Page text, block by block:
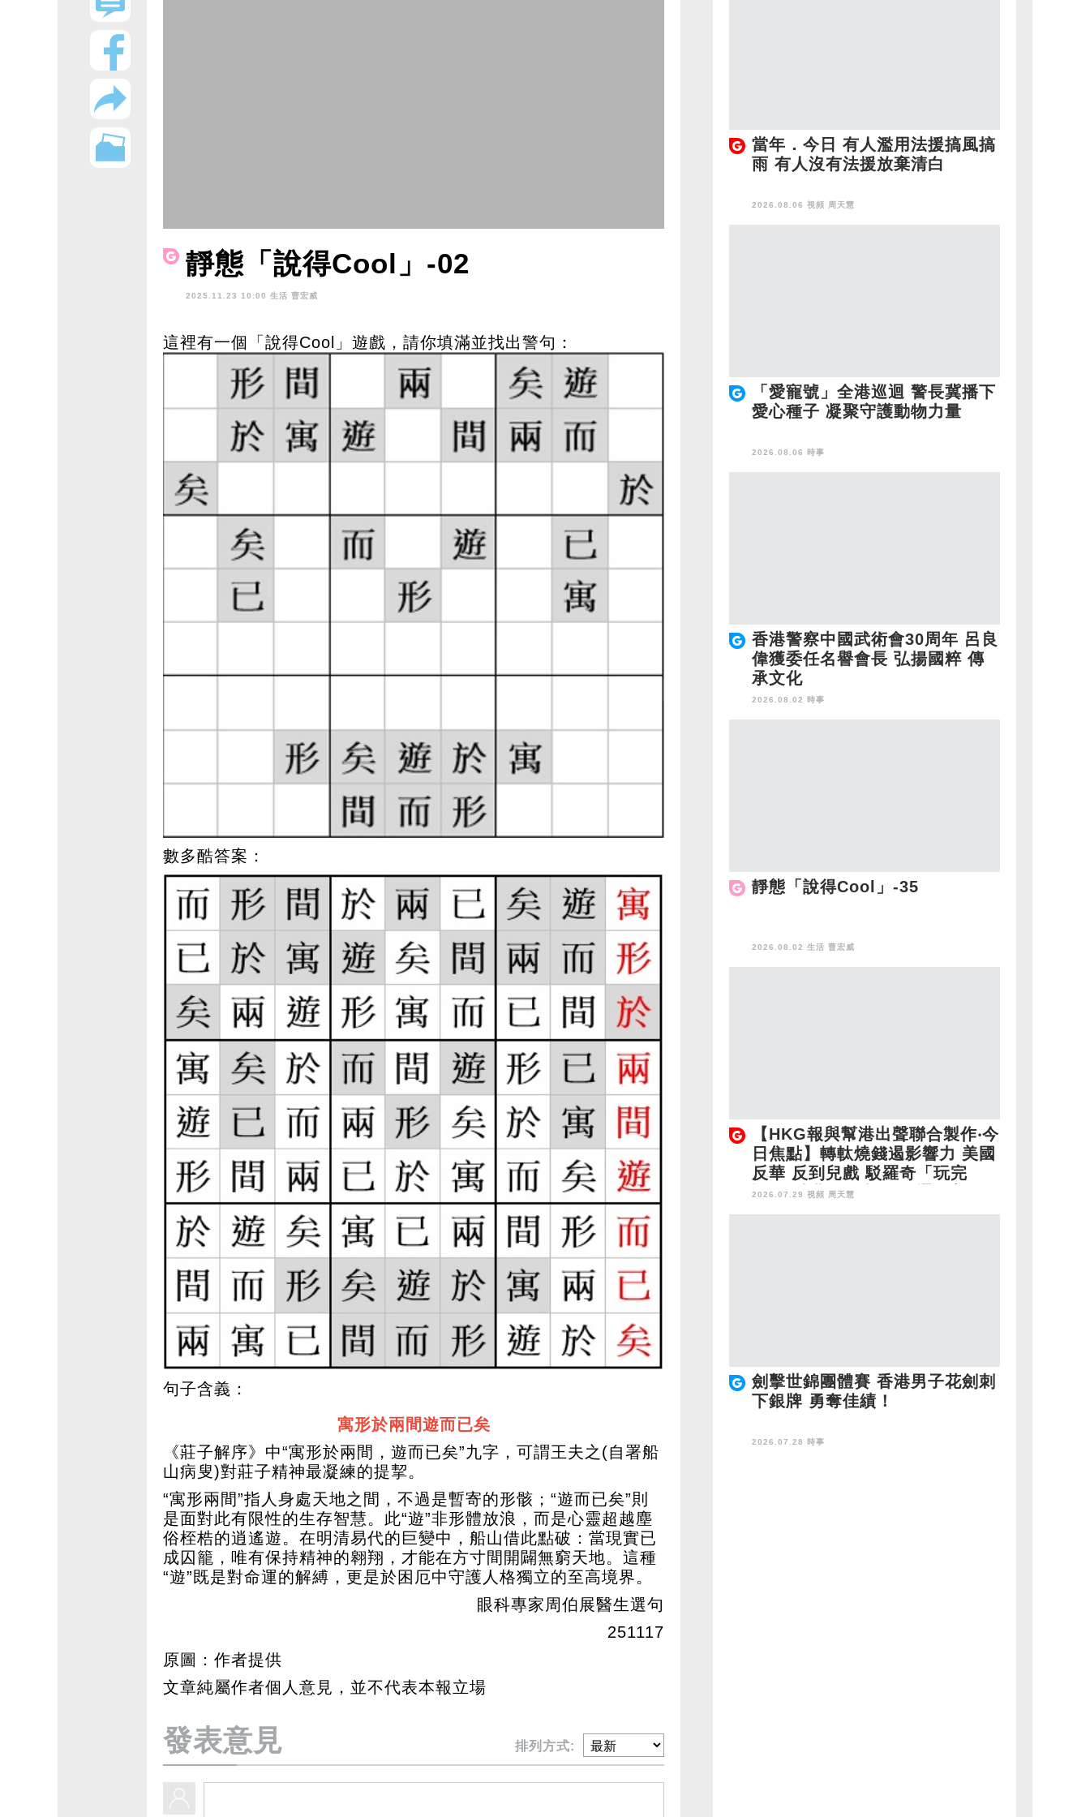
靜態「說得Cool」-02
2025.11.23 10:00 生活 曹宏威
這裡有一個「說得Cool」遊戲，請你填滿並找出警句：
數多酷答案：
句子含義：
寓形於兩間遊而已矣
《莊子解序》中“寓形於兩間，遊而已矣”九字，可謂王夫之(自署船
山病叟)對莊子精神最凝練的提挈。
“寓形兩間”指人身處天地之間，不過是暫寄的形骸；“遊而已矣”則
是面對此有限性的生存智慧。此“遊”非形體放浪，而是心靈超越塵
俗桎梏的逍遙遊。在明清易代的巨變中，船山借此點破：當現實已
成囚籠，唯有保持精神的翱翔，才能在方寸間開闢無窮天地。這種
“遊”既是對命運的解縛，更是於困厄中守護人格獨立的至高境界。
眼科專家周伯展醫生選句
251117
原圖：作者提供
文章純屬作者個人意見，並不代表本報立場
發表意見 排列方式:
當年．今日 有人濫用法援搞風搞
雨 有人沒有法援放棄清白
2026.08.06 視頻 周天慧
「愛寵號」全港巡迴 警長冀播下
愛心種子 凝聚守護動物力量
2026.08.06 時事
香港警察中國武術會30周年 呂良
偉獲委任名譽會長 弘揚國粹 傳
承文化
2026.08.02 時事
靜態「說得Cool」-35
2026.08.02 生活 曹宏威
【HKG報與幫港出聲聯合製作‧今
日焦點】轉軚燒錢遏影響力 美國
反華 反到兒戲 駁羅奇「玩完
論」 香港唔靠中國 唔通靠美
國？
2026.07.29 視頻 周天慧
劍擊世錦團體賽 香港男子花劍刺
下銀牌 勇奪佳績！
2026.07.28 時事